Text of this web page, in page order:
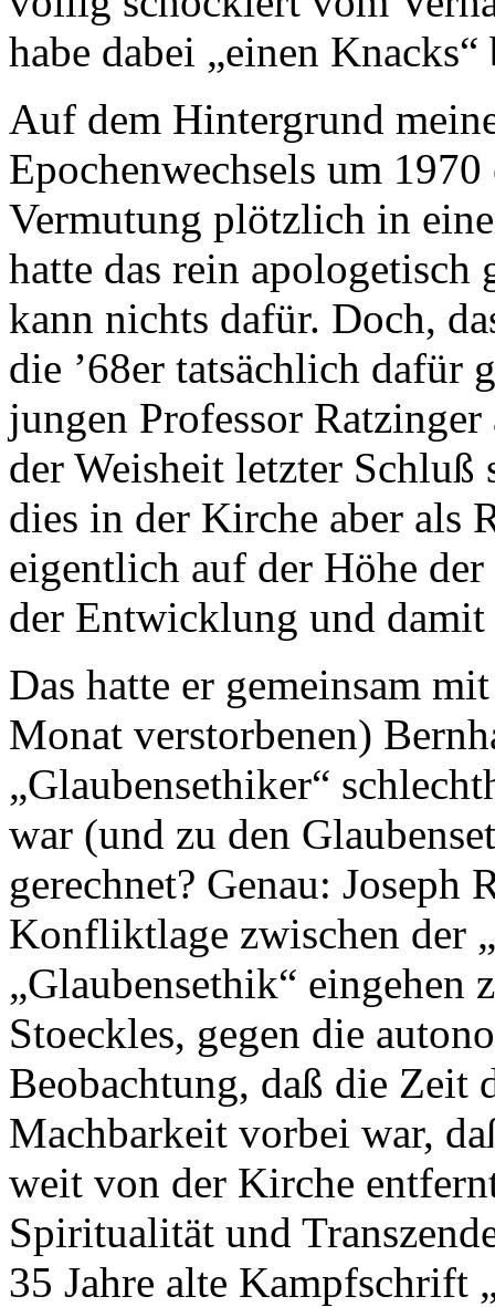
habe dabei „einen
Auf dem Hintergrund
Epochenwechsels um
Vermutung plötzlich in
hatte das rein
kann nichts dafür. Doch,
die ’68er tatsächlich dafür
jungen Professor
der Weisheit letzter
dies in der Kirche aber als
eigentlich auf der Höhe
der Entwicklung und
Das hatte er gemeinsam
Monat verstorbenen)
„Glaubensethiker“
war (und zu den
gerechnet? Genau: Joseph
Konfliktlage zwischen der
„Glaubensethik“
Stoeckles, gegen die
Beobachtung, daß die Zeit
Machbarkeit vorbei war,
weit von der Kirche
Spiritualität und
35 Jahre alte Kampfschrift